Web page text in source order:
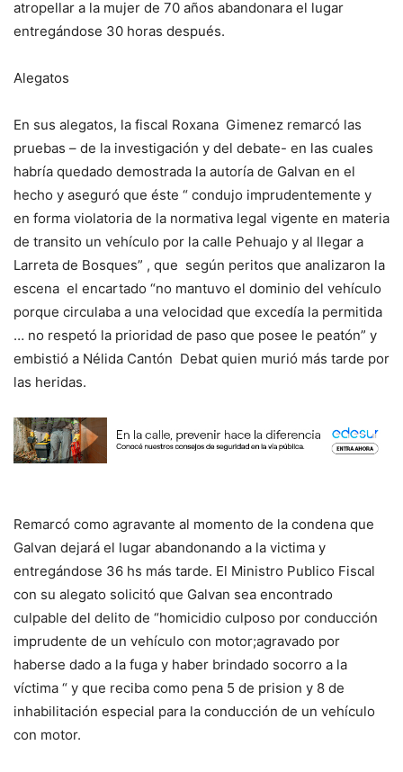
atropellar a la mujer de 70 años abandonara el lugar
entregándose 30 horas después.
Alegatos
En sus alegatos, la fiscal Roxana Gimenez remarcó las
pruebas – de la investigación y del debate- en las cuales
habría quedado demostrada la autoría de Galvan en el
hecho y aseguró que éste “ condujo imprudentemente y
en forma violatoria de la normativa legal vigente en materia
de transito un vehículo por la calle Pehuajo y al llegar a
Larreta de Bosques” , que según peritos que analizaron la
escena el encartado “no mantuvo el dominio del vehículo
porque circulaba a una velocidad que excedía la permitida
… no respetó la prioridad de paso que posee le peatón” y
embistió a Nélida Cantón Debat quien murió más tarde por
las heridas.
Remarcó como agravante al momento de la condena que
Galvan dejará el lugar abandonando a la victima y
entregándose 36 hs más tarde. El Ministro Publico Fiscal
con su alegato solicitó que Galvan sea encontrado
culpable del delito de “homicidio culposo por conducción
imprudente de un vehículo con motor;agravado por
haberse dado a la fuga y haber brindado socorro a la
víctima “ y que reciba como pena 5 de prision y 8 de
inhabilitación especial para la conducción de un vehículo
con motor.